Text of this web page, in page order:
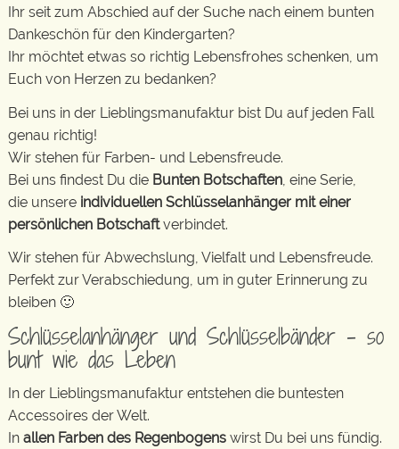
Ihr seit zum Abschied auf der Suche nach einem bunten
Dankeschön für den Kindergarten?
Ihr möchtet etwas so richtig Lebensfrohes schenken, um
Euch von Herzen zu bedanken?
Bei uns in der Lieblingsmanufaktur bist Du auf jeden Fall
genau richtig!
Wir stehen für Farben- und Lebensfreude.
Bei uns findest Du die Bunten Botschaften , eine Serie,
die unsere individuellen Schlüsselanhänger mit einer
persönlichen Botschaftverbindet.
Wir stehen für Abwechslung, Vielfalt und Lebensfreude.
Perfekt zur Verabschiedung, um in guter Erinnerung zu
bleiben 🙂
Schlüsselanhänger und Schlüsselbänder – so
bunt wie das Leben
In der Lieblingsmanufaktur entstehen die buntesten
Accessoires der Welt.
In allen Farben des Regenbogens wirst Du bei uns fündig.